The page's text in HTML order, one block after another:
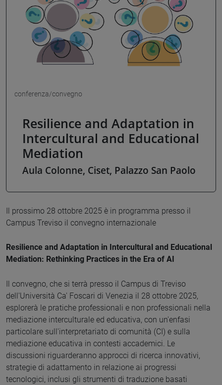
conferenza/convegno
Resilience and Adaptation in
Intercultural and Educational
Mediation
Aula Colonne, Ciset, Palazzo San Paolo
Il prossimo 28 ottobre 2025 è in programma presso il
Campus Treviso il convegno internazionale
Resilience and Adaptation in Intercultural and Educational
Mediation: Rethinking Practices in the Era of AI
Il convegno, che si terrà presso il Campus di Treviso
dell'Università Ca' Foscari di Venezia il 28 ottobre 2025,
esplorerà le pratiche professionali e non professionali nella
mediazione interculturale ed educativa, con un'enfasi
particolare sull'interpretariato di comunità (CI) e sulla
mediazione educativa in contesti accademici. Le
discussioni riguarderanno approcci di ricerca innovativi,
strategie di adattamento in relazione ai progressi
tecnologici, inclusi gli strumenti di traduzione basati